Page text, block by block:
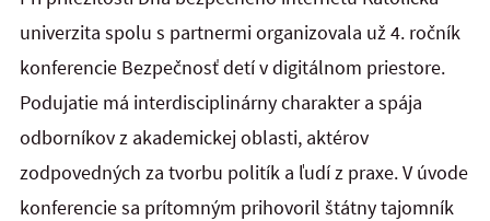
univerzita spolu s partnermi organizovala už 4. ročník
konferencie Bezpečnosť detí v digitálnom priestore.
Podujatie má interdisciplinárny charakter a spája
odborníkov z akademickej oblasti, aktérov
zodpovedných za tvorbu politík a ľudí z praxe. V úvode
konferencie sa prítomným prihovoril štátny tajomník